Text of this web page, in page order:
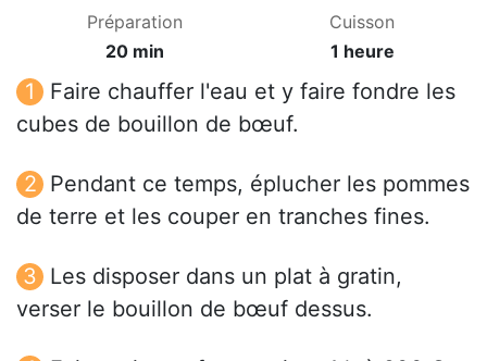
Préparation
20 min
Cuisson
1 heure
Faire chauffer l'eau et y faire fondre les
cubes de bouillon de bœuf.
Pendant ce temps, éplucher les pommes
de terre et les couper en tranches fines.
Les disposer dans un plat à gratin,
verser le bouillon de bœuf dessus.